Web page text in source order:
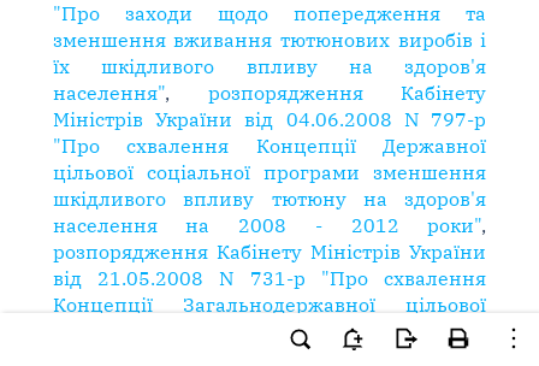
"Про заходи щодо попередження та
зменшення вживання тютюнових виробів і
їх шкідливого впливу на здоров'я
населення", розпорядження Кабінету
Міністрів України від 04.06.2008 N 797-р
"Про схвалення Концепції Державної
цільової соціальної програми зменшення
шкідливого впливу тютюну на здоров'я
населення на 2008 - 2012 роки",
розпорядження Кабінету Міністрів України
від 21.05.2008 N 731-р "Про схвалення
Концепції Загальнодержавної цільової
соціальної програми "Здорова нація" на
, на виконання